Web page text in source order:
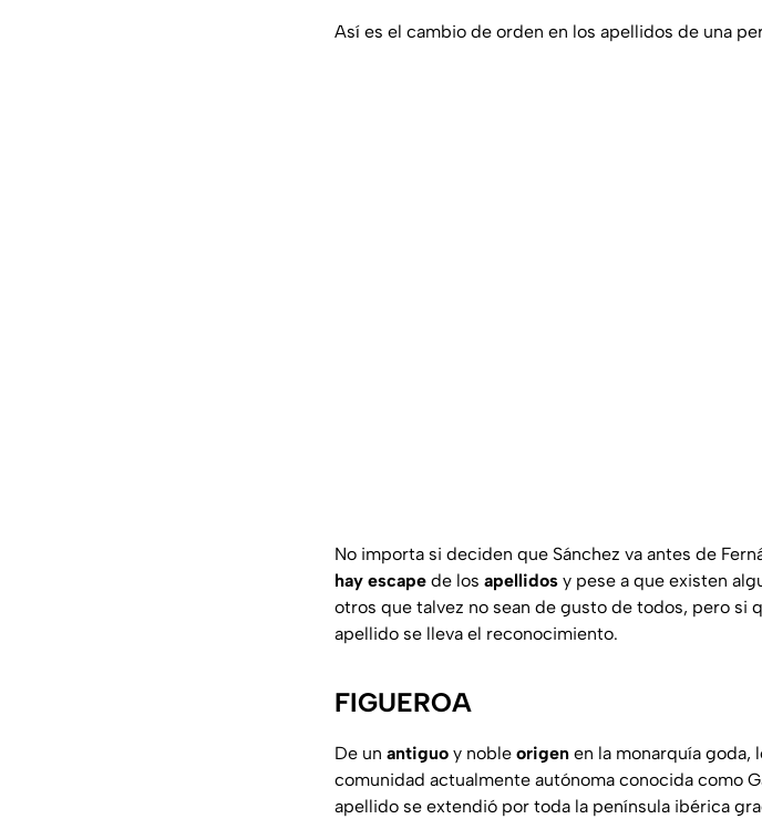
Así es el cambio de orden en los apellidos de una
No importa si deciden que Sánchez va antes de
hay escape de los apellidos y pese a que existen
otros que talvez no sean de gusto de todos, pero si
apellido se lleva el reconocimiento.
FIGUEROA
De un antiguo y noble origen en la monarquía goda,
comunidad actualmente autónoma conocida como
apellido se extendió por toda la península ibérica